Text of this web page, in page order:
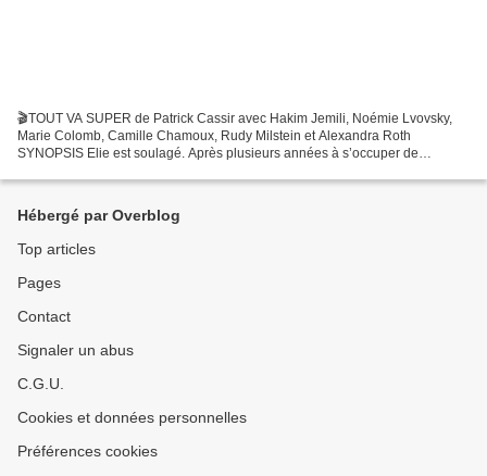
🎬TOUT VA SUPER de Patrick Cassir avec Hakim Jemili, Noémie Lvovsky,
Marie Colomb, Camille Chamoux, Rudy Milstein et Alexandra Roth
SYNOPSIS Elie est soulagé. Après plusieurs années à s’occuper de
Hébergé par Overblog
Top articles
Pages
Contact
Signaler un abus
C.G.U.
Cookies et données personnelles
Préférences cookies